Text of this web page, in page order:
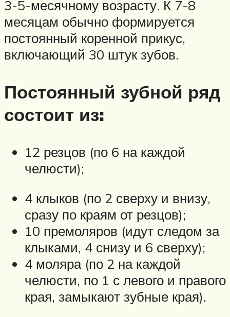
3-5-месячному возрасту. К 7-8
месяцам обычно формируется
постоянный коренной прикус,
включающий 30 штук зубов.
Постоянный зубной ряд
состоит из:
12 резцов (по 6 на каждой
челюсти);
4 клыков (по 2 сверху и внизу,
сразу по краям от резцов);
10 премоляров (идут следом за
клыками, 4 снизу и 6 сверху);
4 моляра (по 2 на каждой
челюсти, по 1 с левого и правого
края, замыкают зубные края).